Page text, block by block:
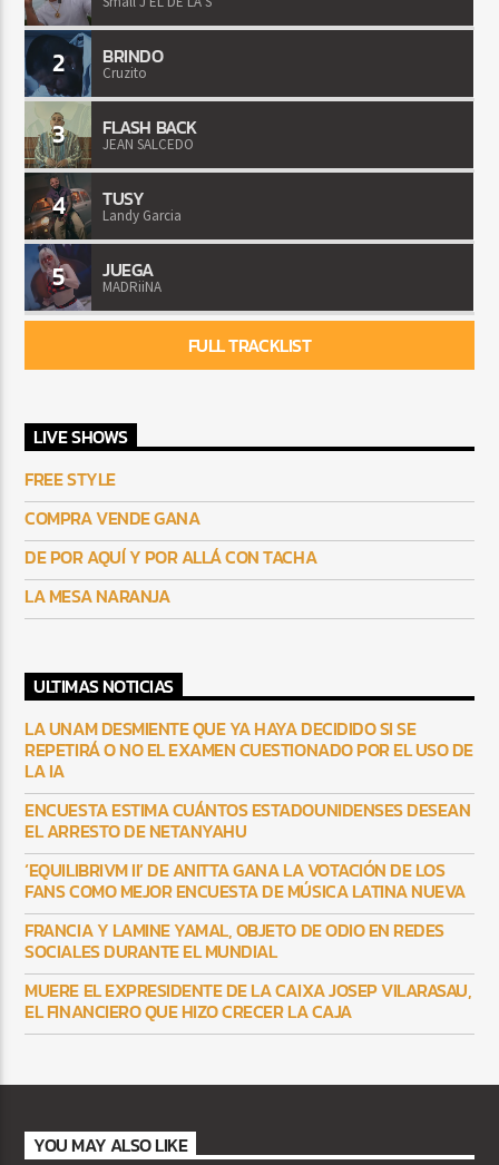
2 BRINDO
Cruzito
3 FLASH BACK
JEAN SALCEDO
4 TUSY
Landy Garcia
5 JUEGA
MADRiiNA
FULL TRACKLIST
LIVE SHOWS
FREE STYLE
COMPRA VENDE GANA
DE POR AQUÍ Y POR ALLÁ CON TACHA
LA MESA NARANJA
ULTIMAS NOTICIAS
LA UNAM DESMIENTE QUE YA HAYA DECIDIDO SI SE
REPETIRÁ O NO EL EXAMEN CUESTIONADO POR EL USO DE
LA IA
ENCUESTA ESTIMA CUÁNTOS ESTADOUNIDENSES DESEAN
EL ARRESTO DE NETANYAHU
‘EQUILIBRIVM II’ DE ANITTA GANA LA VOTACIÓN DE LOS
FANS COMO MEJOR ENCUESTA DE MÚSICA LATINA NUEVA
FRANCIA Y LAMINE YAMAL, OBJETO DE ODIO EN REDES
SOCIALES DURANTE EL MUNDIAL
MUERE EL EXPRESIDENTE DE LA CAIXA JOSEP VILARASAU,
EL FINANCIERO QUE HIZO CRECER LA CAJA
YOU MAY ALSO LIKE